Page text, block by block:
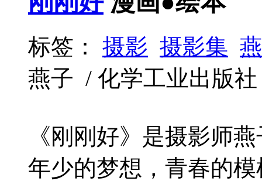
标签： 摄影 摄影集
燕子 / 化学工业出版
《刚刚好》是摄影师
年少的梦想，青春的